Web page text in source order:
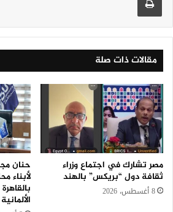
مقالات ذات صلة
مصر تشارك في اجتماع وزراء
ثقافة دول “بريكس” بالهند
8 أغسطس، 2026
لأبناء
الألمانية